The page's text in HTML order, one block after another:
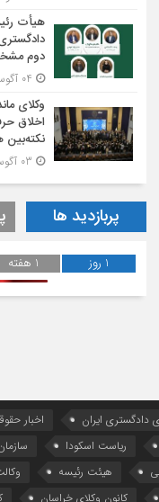
هیأت
دوم
وکلای
اخلاق
نکته‌بین
پربازدید ها
1 روز 1 هفته
دادگستری ایران اخبار
ریاست اسکودا
هیئت رئیسه
کانون وکلای خراسان